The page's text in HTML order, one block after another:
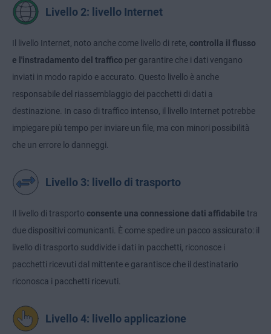
Livello 2: livello Internet
Il livello Internet, noto anche come livello di rete, controlla il flusso
e l'instradamento del traffico per garantire che i dati vengano
inviati in modo rapido e accurato. Questo livello è anche
responsabile del riassemblaggio dei pacchetti di dati a
destinazione. In caso di traffico intenso, il livello Internet potrebbe
impiegare più tempo per inviare un file, ma con minori possibilità
che un errore lo danneggi.
Livello 3: livello di trasporto
Il livello di trasporto consente una connessione dati affidabile tra
due dispositivi comunicanti. È come spedire un pacco assicurato: il
livello di trasporto suddivide i dati in pacchetti, riconosce i
pacchetti ricevuti dal mittente e garantisce che il destinatario
riconosca i pacchetti ricevuti.
Livello 4: livello applicazione